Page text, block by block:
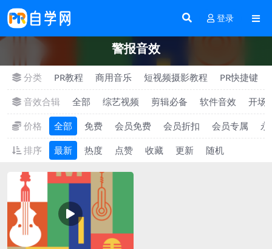
登录
警报音效
分类 PR教程 商用音乐 短视频摄影教程 PR快捷键
音效合辑
全部 综艺视频 剪辑必备 软件音效
开场
价格
全部 免费 会员免费 会员折扣 会员专属
排序
最新 热度 点赞 收藏 更新 随机